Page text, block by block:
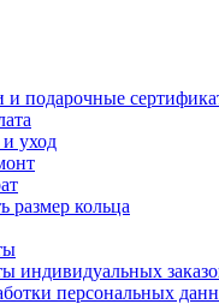
и подарочные
уход
размер кольца
индивидуальных
персональных